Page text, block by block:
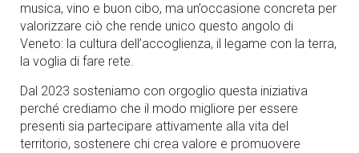
musica, vino e buon cibo, ma un’occasione concreta per
valorizzare ciò che rende unico questo angolo di
Veneto: la cultura dell’accoglienza, il legame con la terra,
la voglia di fare rete.
Dal 2023 sosteniamo con orgoglio questa iniziativa
perché crediamo che il modo migliore per essere
presenti sia partecipare attivamente alla vita del
territorio, sostenere chi crea valore e promuovere